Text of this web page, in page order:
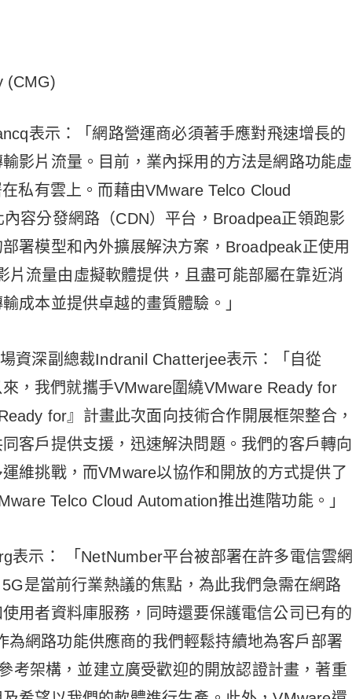
(CMG)
表示：「網路營運商必須著手應對飛速增長的
影片流量。目前，業內採用的方法是網路功能虛
私有雲上。而藉由VMware Telco Cloud
容分發網路（CDN）平台，Broadpea正領跑影
署模型和內外擴展解決方案，Broadpeak正使用
片流量由虛擬軟體提供，且盡可能部屬在靠近消
成本並提供卓越的畫質體驗。」
資深副總裁Indranil Chatterjee表示：「自從
，我們就攜手VMware圍繞VMware Ready for
for』計畫此次面向技術合作開展框架整合，
客戶提供支援，迅速解決問題。我們的客戶轉向
維挑戰，而VMware以協作和開放的方式提供了
Telco Cloud Automation推出進階功能。」
表示： 「NetNumber平台被部署在許多電信雲網
是當前行業熱議的焦點，為此我們急需在網路
用者資料庫服務，同時還要保護電信公司已有的
為網路功能供應商的我們輕鬆持續地為客戶部署
考架構，並建立廣受歡迎的開放認證計畫，著重